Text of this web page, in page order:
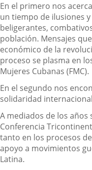
En el primero nos
un tiempo de ilusiones
beligerantes,
población. Mensajes
económico de la
proceso se plasma en
Mujeres Cubanas (FMC).
En el segundo nos
solidaridad
A mediados de los años
Conferencia
tanto en los procesos
apoyo a movimientos
Latina.